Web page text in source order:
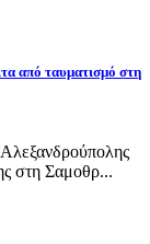
από ταυματισμό στη
στη Σαμοθρ...